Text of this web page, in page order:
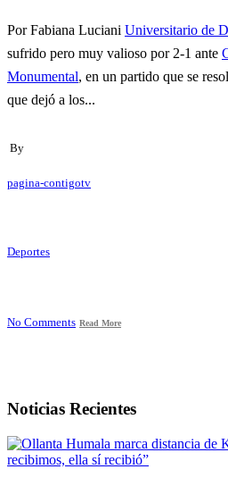
Por Fabiana Luciani Universitario de
sufrido pero muy valioso por 2-1 ante
Monumental, en un partido que se
que dejó a los...
By
pagina-contigotv
Deportes
No Comments Read More
Noticias Recientes